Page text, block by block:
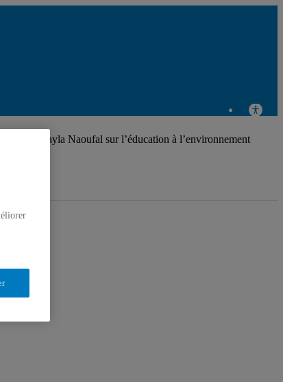
de Nayla Naoufal sur l’éducation à l’environnement